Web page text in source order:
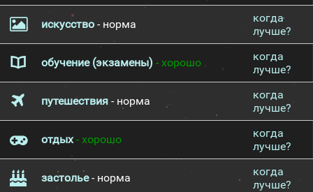
искусство - норма
когда
лучше?
обучение (экзамены) - хорошо
когда
лучше?
путешествия - норма
когда
лучше?
отдых- хорошо
когда
лучше?
застолье- норма
когда
лучше?